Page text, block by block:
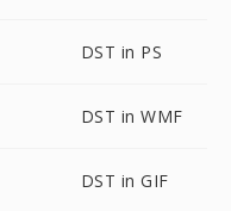
DST in PS
DST in WMF
DST in GIF